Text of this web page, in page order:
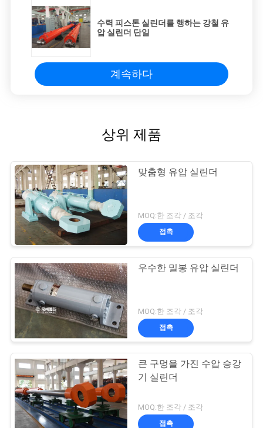
수력 피스톤 실린더를 행하는 강철 유
압 실린더 단일
계속하다
상위 제품
맞춤형 유압 실린더
MOQ:한 조각 / 조각
접촉
우수한 밀봉 유압 실린더
MOQ:한 조각 / 조각
접촉
큰 구멍을 가진 수압 승강
기 실린더
MOQ:한 조각 / 조각
접촉